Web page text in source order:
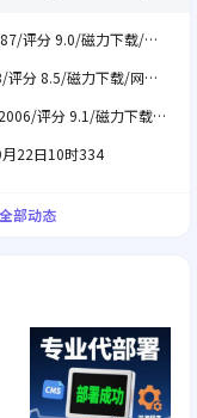
评分 9.0/磁力下载/网
评分 8.5/磁力下载/网盘
评分 9.1/磁力下载/
22日10时334
部动态